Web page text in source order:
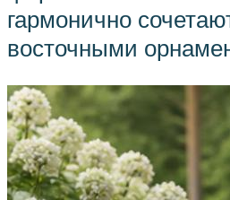
гармонично
восточными